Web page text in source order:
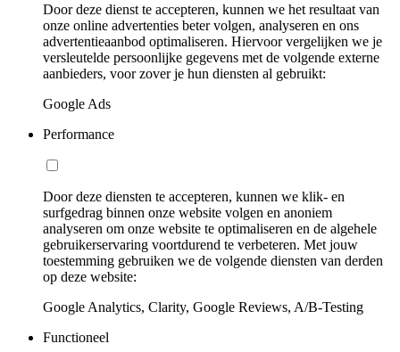
Door deze dienst te accepteren, kunnen we het resultaat van
onze online advertenties beter volgen, analyseren en ons
advertentieaanbod optimaliseren. Hiervoor vergelijken we je
versleutelde persoonlijke gegevens met de volgende externe
aanbieders, voor zover je hun diensten al gebruikt:
Google Ads
Performance
Door deze diensten te accepteren, kunnen we klik- en
surfgedrag binnen onze website volgen en anoniem
analyseren om onze website te optimaliseren en de algehele
gebruikerservaring voortdurend te verbeteren. Met jouw
toestemming gebruiken we de volgende diensten van derden
op deze website:
Google Analytics, Clarity, Google Reviews, A/B-Testing
Functioneel